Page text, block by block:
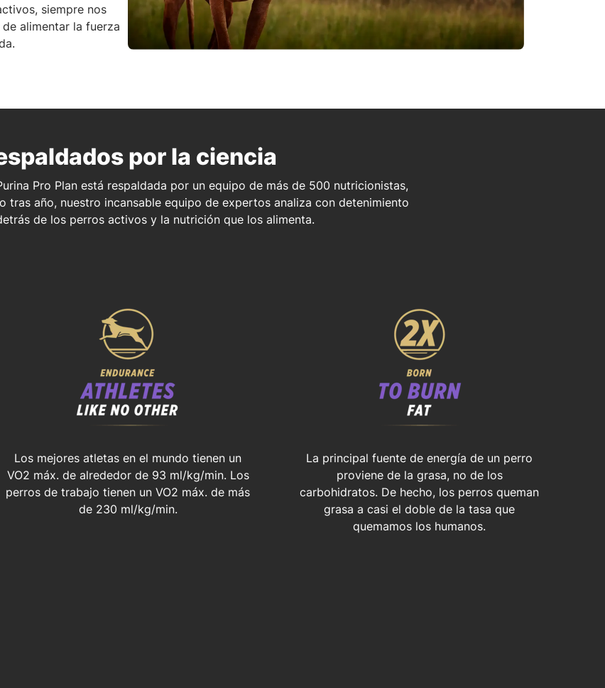
siempre nos
alimentar la fuerza
por la ciencia
Pro Plan está respaldada por un equipo de más de 500 nutricionistas,
tras año, nuestro incansable equipo de expertos analiza con detenimiento
de los perros activos y la nutrición que los alimenta.
Los mejores atletas en el mundo tienen un
VO2 máx. de alrededor de 93 ml/kg/min. Los
perros de trabajo tienen un VO2 máx. de más
de 230 ml/kg/min.
La principal fuente de energía de un perro
proviene de la grasa, no de los
carbohidratos. De hecho, los perros queman
grasa a casi el doble de la tasa que
quemamos los humanos.